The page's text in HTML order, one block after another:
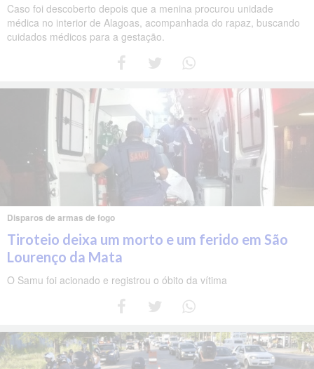
Caso foi descoberto depois que a menina procurou unidade
médica no interior de Alagoas, acompanhada do rapaz, buscando
cuidados médicos para a gestação.
Disparos de armas de fogo
Tiroteio deixa um morto e um ferido em São
Lourenço da Mata
O Samu foi acionado e registrou o óbito da vítima